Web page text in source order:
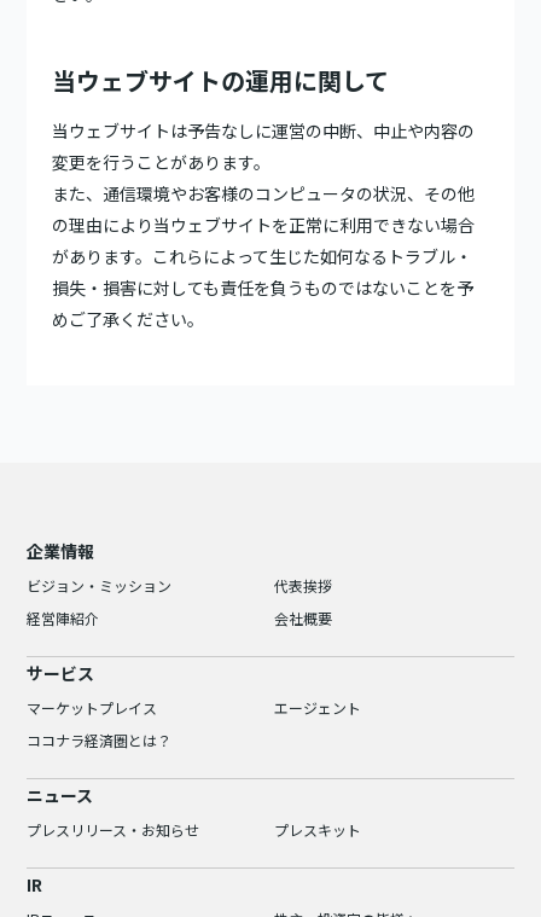
当ウェブサイトの運用に関して
当ウェブサイトは予告なしに運営の中断、中止や内容の
変更を行うことがあります。
また、通信環境やお客様のコンピュータの状況、その他
の理由により当ウェブサイトを正常に利用できない場合
があります。これらによって生じた如何なるトラブル・
損失・損害に対しても責任を負うものではないことを予
めご了承ください。
企業情報
ビジョン・ミッション
代表挨拶
経営陣紹介
会社概要
サービス
マーケットプレイス
エージェント
ココナラ経済圏とは？
ニュース
プレスリリース・お知らせ プレスキット
IR